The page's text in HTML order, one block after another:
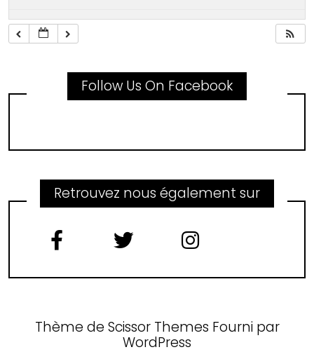
Follow Us On Facebook
Retrouvez nous également sur
Thème de Scissor Themes Fourni par
WordPress